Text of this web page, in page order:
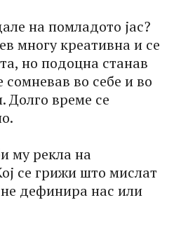
на помладото јас?
многу креативна и се
но подоцна станав
сомневав во себе и во
Долго време се
му рекла на
се грижи што мислат
не дефинира нас или